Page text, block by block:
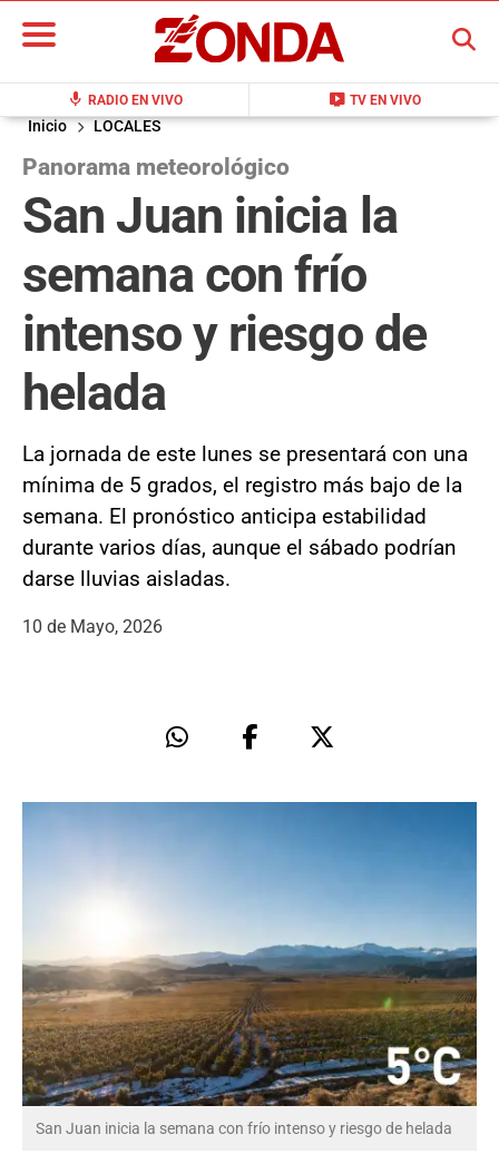
mic RADIO EN VIVO live_tv TV EN VIVO
BUSCAR
Inicio LOCALES
Panorama meteorológico
San Juan inicia la
semana con frío
intenso y riesgo de
helada
La jornada de este lunes se presentará con una
mínima de 5 grados, el registro más bajo de la
semana. El pronóstico anticipa estabilidad
durante varios días, aunque el sábado podrían
darse lluvias aisladas.
10 de Mayo, 2026
San Juan inicia la semana con frío intenso y riesgo de helada